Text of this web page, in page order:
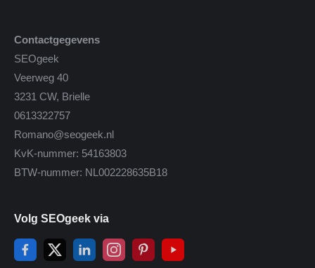
Contactgegevens
SEOgeek
Veerweg 40
3231 CW, Brielle
0613322757
Romano@seogeek.nl
KvK-nummer: 54163803
BTW-nummer: NL002228635B18
Volg SEOgeek via